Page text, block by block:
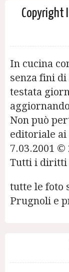
Copyright
In cucina
senza fini
testata
Non può
editoriale ai
7.03.2001 ©
Tutti i
tutte le foto
Prugnoli e